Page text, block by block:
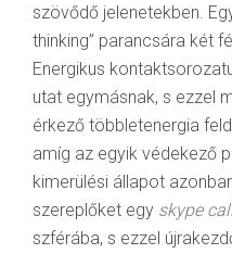
szövődő jelenetekben.
thinking” parancsára két
Energikus
utat egymásnak, s ezzel
érkező többletenergia
amíg az egyik védekező
kimerülési állapot
szereplőket egy skype
szférába, s ezzel